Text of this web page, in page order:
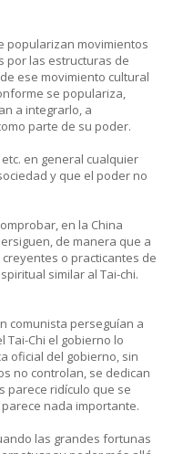
popularizan movimientos
por las estructuras de
ese movimiento cultural
se populariza,
a integrarlo, a
parte de su poder.
en general cualquier
y que el poder no
en la China
de manera que a
o practicantes de
similar al Tai-chi.
comunista perseguían a
Tai-Chi el gobierno lo
oficial del gobierno, sin
no controlan, se dedican
parece ridículo que se
nada importante.
las grandes fortunas